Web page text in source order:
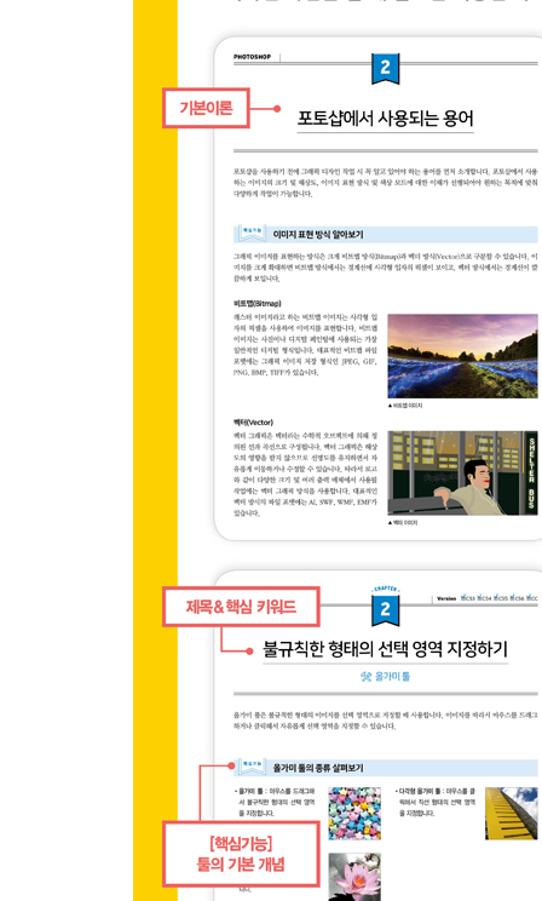
CHAPTER 2 불규칙한 형태의 선택 영역 지정하기
기본 예제 자석 올가미 툴을 이용한 이미지 보정
CHAPTER 3 색상으로 선택 영역 지정하기
기본 예제 자동 선택 툴을 이용한 이미지 합성
CHAPTER 4 이미지 이동 및 복제를 통한 여러 개
기본 예제 이동 툴을 이용한 이미지 이동 및 복제
CHAPTER 5 선택 영역 수정하기
기본 예제 부드럽기를 이용한 이미지 편집
CHAPTER 6 선택 영역 가장자리 다듬기
기본 예제 가장자리 다듬기를 이용한 선택 영역 추
SPECIAL TIP 이미지의 합성을 위한 블렌딩 모드
PART 04 이미지에 다채롭게 채색하자
브러시 & 그레이디언트 & Fill 메뉴
CHAPTER 1 부분적으로 자유롭게 채색하기
기본 예제 브러시 툴을 이용한 이미지 채색
CHAPTER 2 여러 가지의 색을 부드럽게 채색하기
기본 예제 선형 그레이디언트를 이용한 이미지 채색
응용 예제 원형 그레이디언트를 이용한 무지개 만
응용 예제 각형 그레이디언트를 이용한 CD 만들기
CHAPTER 3 레이어에 한번에 채색하기
기본 예제 내용 인식 기능을 이용한 이미지 수정
응용 예제 직접 제작한 패턴으로 채색한 배경 만들
PART 05 브러시의 변신은 무죄
브러시 활용 & 퀵 마스크
CHAPTER 1 외부 브러시를 이용하여 다양한 형태
기본 예제 빛 브러시를 이용한 햇살 만들기